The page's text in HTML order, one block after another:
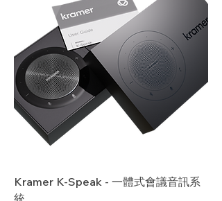
Kramer K-Speak - 一體式會議音訊系
統